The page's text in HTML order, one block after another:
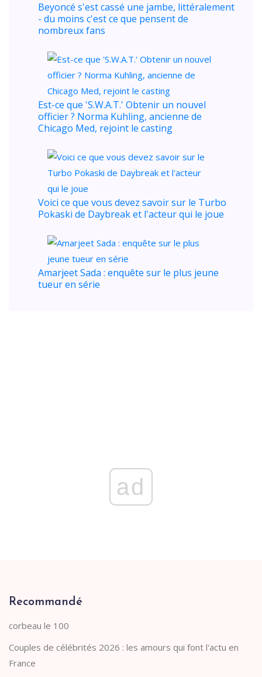
Beyoncé s'est cassé une jambe, littéralement
- du moins c'est ce que pensent de
nombreux fans
Est-ce que 'S.W.A.T.' Obtenir un nouvel
officier ? Norma Kuhling, ancienne de
Chicago Med, rejoint le casting
Voici ce que vous devez savoir sur le Turbo
Pokaski de Daybreak et l'acteur qui le joue
Amarjeet Sada : enquête sur le plus jeune
tueur en série
ad
Recommandé
corbeau le 100
Couples de célébrités 2026 : les amours qui font l'actu en
France